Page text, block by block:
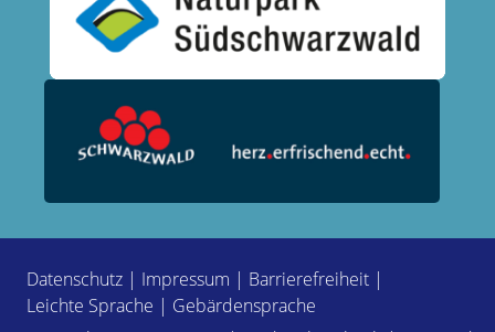
Datenschutz | Impressum | Barrierefreiheit |
Leichte Sprache | Gebärdensprache